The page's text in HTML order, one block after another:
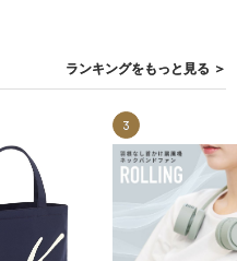
ランキングをもっと見る ＞
3